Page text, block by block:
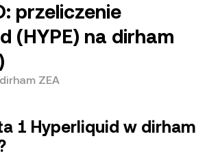
przeliczenie
(HYPE) na dirham
ZEA
1 Hyperliquid w dirham